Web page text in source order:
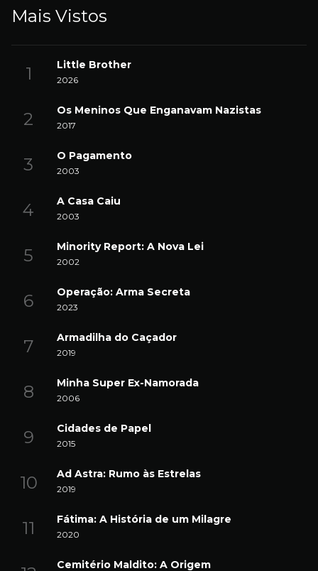
Mais Vistos
Little Brother
2026
Os Meninos Que Enganavam Nazistas
2017
O Pagamento
2003
A Casa Caiu
2003
Minority Report: A Nova Lei
2002
Operação: Arma Secreta
2023
Armadilha do Caçador
2019
Minha Super Ex-Namorada
2006
Cidades de Papel
2015
Ad Astra: Rumo às Estrelas
2019
Fátima: A História de um Milagre
2020
Cemitério Maldito: A Origem